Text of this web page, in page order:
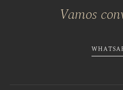
Vamos